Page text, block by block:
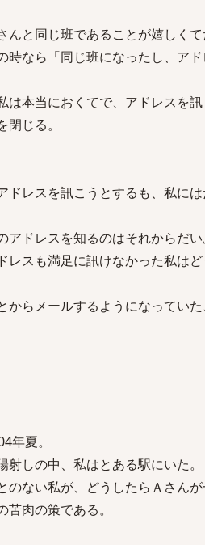
んと同じ班であることが嬉しく
時なら「同じ班になったし、ア
は本当におくてで、アドレスを
じる。
ドレスを訊こうとするも、私に
アドレスを知るのはそれからだい
レスも満足に訊けなかった私は
からメールするようになってい
年夏。
しの中、私はとある駅にいた。
のない私が、どうしたらＡさん
肉の策である。